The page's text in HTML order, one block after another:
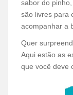
sabor do
são livres para
acompanhar a
Quer
Aqui estão as
que você deve